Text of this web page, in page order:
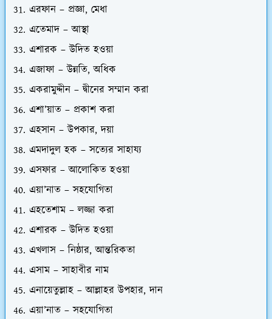
এরফান – প্রজ্ঞা, মেধা
এতেমাদ – আস্থা
এশারক – উদিত হওয়া
এজাফা – উন্নতি, অধিক
একরামুদ্দীন – দ্বীনের সম্মান করা
এশা’য়াত – প্রকাশ করা
এহসান – উপকার, দয়া
এমদাদুল হক – সত্যের সাহায্য
এসফার – আলোকিত হওয়া
এয়া’নাত – সহযোগিতা
এহতেশাম – লজ্জা করা
এশারক – উদিত হওয়া
এখলাস – নিষ্ঠার, আন্তরিকতা
এসাম – সাহাবীর নাম
এনায়েতুল্লাহ – আল্লাহর উপহার, দান
এয়া’নাত – সহযোগিতা